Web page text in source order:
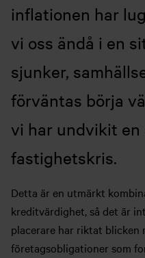
inflationen har
vi oss ändå i en
sjunker,
förväntas börja
vi har undvikit en
fastighetskris.
Detta är en utmärkt
kreditvärdighet, så det är
placerare har riktat blicken
företagsobligationer som